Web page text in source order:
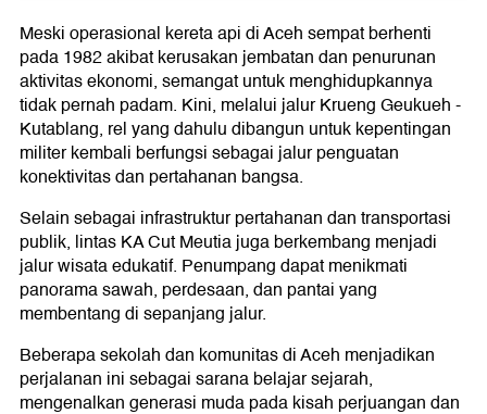
Meski operasional kereta api di Aceh sempat berhenti
pada 1982 akibat kerusakan jembatan dan penurunan
aktivitas ekonomi, semangat untuk menghidupkannya
tidak pernah padam. Kini, melalui jalur Krueng Geukueh -
Kutablang, rel yang dahulu dibangun untuk kepentingan
militer kembali berfungsi sebagai jalur penguatan
konektivitas dan pertahanan bangsa.
Selain sebagai infrastruktur pertahanan dan transportasi
publik, lintas KA Cut Meutia juga berkembang menjadi
jalur wisata edukatif. Penumpang dapat menikmati
panorama sawah, perdesaan, dan pantai yang
membentang di sepanjang jalur.
Beberapa sekolah dan komunitas di Aceh menjadikan
perjalanan ini sebagai sarana belajar sejarah,
mengenalkan generasi muda pada kisah perjuangan dan